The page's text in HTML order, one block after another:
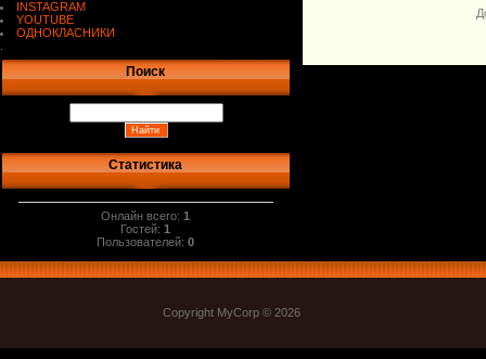
INSTAGRAM
YOUTUBE
ОДНОКЛАСНИКИ
Поиск
Статистика
Онлайн всего:1
Гостей:1
Пользователей:0
Copyright MyCorp © 2026